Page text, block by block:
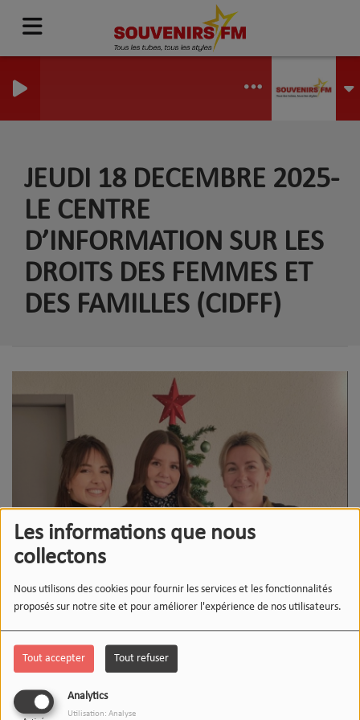
Les informations que nous
collectons
Nous utilisons des cookies pour fournir les services et les fonctionnalités
proposés sur notre site et pour améliorer l'expérience de nos utilisateurs.
Tout accepter Tout refuser
Analytics
Utilisation: Analyse
JEUDI 18 DECEMBRE 2025-
LE CENTRE
D’INFORMATION SUR LES
DROITS DES FEMMES ET
DES FAMILLES (CIDFF)